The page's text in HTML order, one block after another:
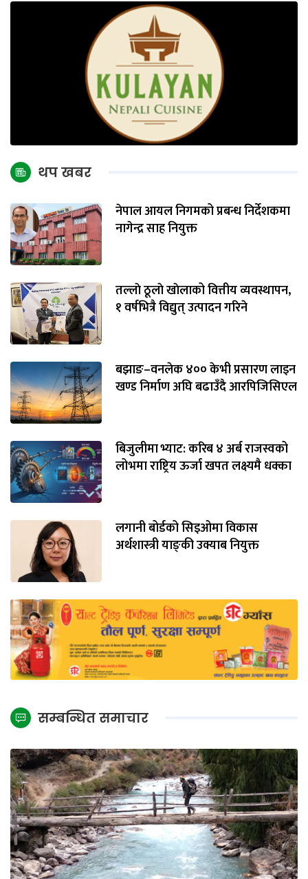
थप खबर
नेपाल आयल निगमको प्रबन्ध निर्देशकमा
नागेन्द्र साह नियुक्त
तल्लाे ठूलाे खाेलाको वित्तीय व्यवस्थापन,
१ वर्षभित्रै विद्युत् उत्पादन गरिने
बझाङ–वनलेक ४०० केभी प्रसारण लाइन
खण्ड निर्माण अघि बढाउँदै आरपिजिसिएल
बिजुलीमा भ्याट: करिब ४ अर्ब राजस्वको
लोभमा राष्ट्रिय ऊर्जा खपत लक्ष्यमै धक्का
लगानी बोर्डको सिइओमा विकास
अर्थशास्त्री याङ्‌की उक्याब नियुक्त
सम्बन्धित समाचार